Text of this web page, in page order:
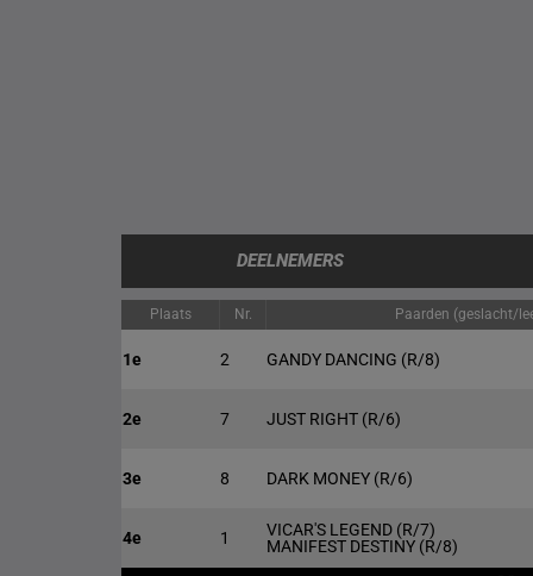
DEELNEMERS
Plaats Nr. Paarden (geslacht/
1e 2 GANDY DANCING (R/8)
2e 7 JUST RIGHT (R/6)
3e 8 DARK MONEY (R/6)
4e 1 VICAR'S LEGEND (R/7)
MANIFEST DESTINY (R/8)